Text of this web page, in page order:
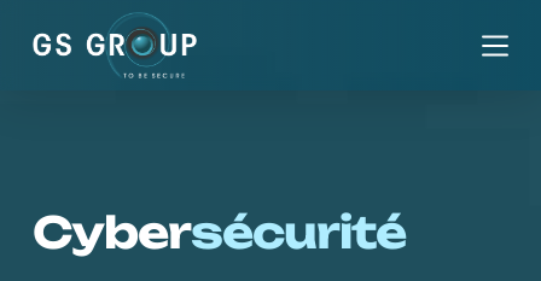
a
Cybersécurité